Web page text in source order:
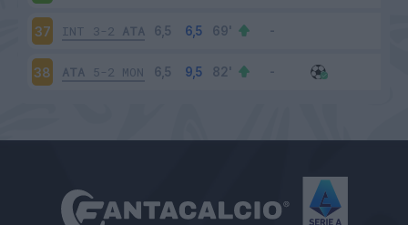
37 INT 3-2 ATA
38 ATA 5-2 MON